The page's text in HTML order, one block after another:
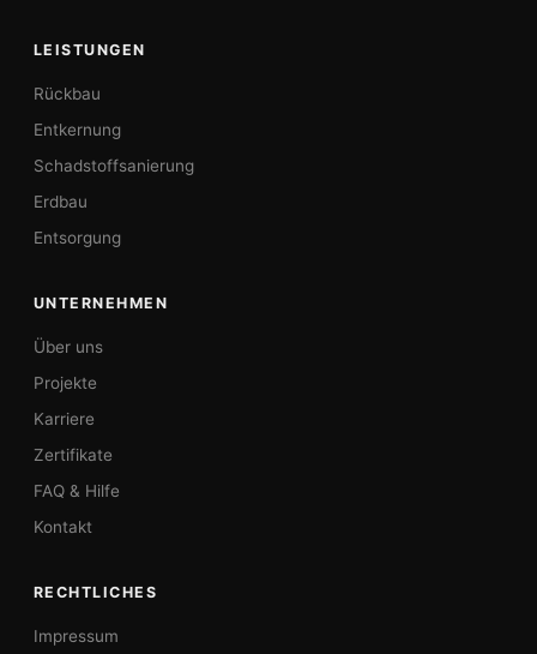
LEISTUNGEN
Rückbau
Entkernung
Schadstoffsanierung
Erdbau
Entsorgung
UNTERNEHMEN
Über uns
Projekte
Karriere
Zertifikate
FAQ & Hilfe
Kontakt
RECHTLICHES
Impressum